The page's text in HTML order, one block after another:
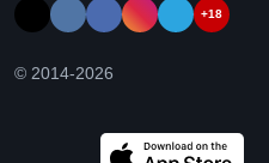
+18
© 2014-2026